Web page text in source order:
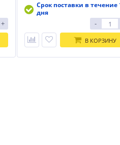
+
Срок поставки в течение
дня
-
В КОРЗИНУ